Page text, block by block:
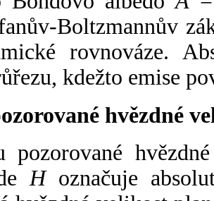
Boltzmannův
rovnováze.
kdežto emise
hvězdné
pozorované
Hoznačuje